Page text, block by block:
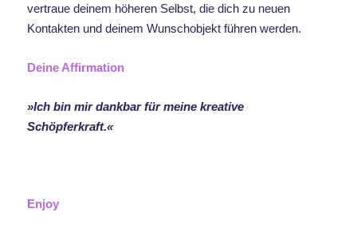
vertraue deinem höheren Selbst, die dich zu neuen
Kontakten und deinem Wunschobjekt führen werden.
Deine Affirmation
»Ich bin mir dankbar für meine kreative
Schöpferkraft.«
Enjoy